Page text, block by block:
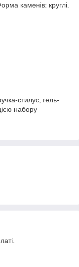
каменів: круглі.
стилус, гель-
набору